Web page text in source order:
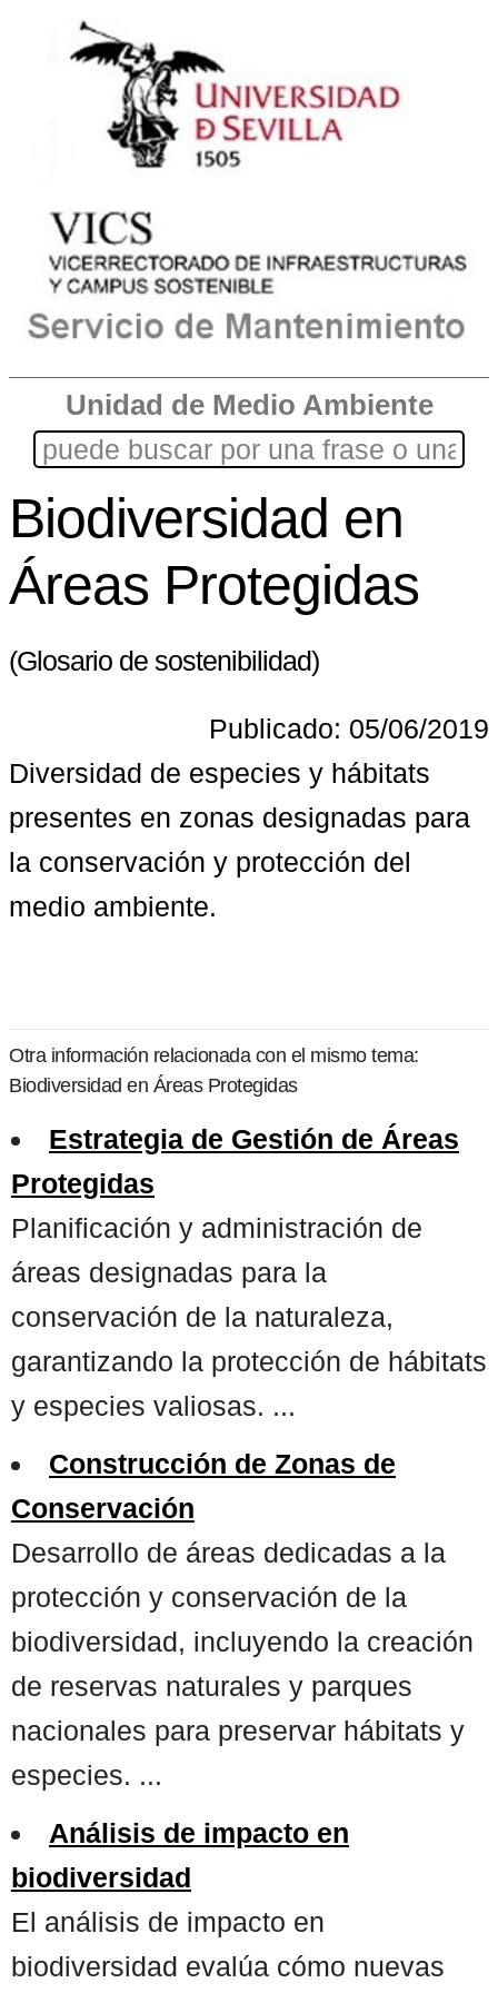
Unidad de Medio Ambiente
Biodiversidad en
Áreas Protegidas
(Glosario de sostenibilidad)
Publicado: 05/06/2019
Diversidad de especies y hábitats
presentes en zonas designadas para
la conservación y protección del
medio ambiente.
Otra información relacionada con el mismo tema:
Biodiversidad en Áreas Protegidas
Estrategia de Gestión de Áreas
Protegidas
Planificación y administración de
áreas designadas para la
conservación de la naturaleza,
garantizando la protección de hábitats
y especies valiosas. ...
Construcción de Zonas de
Conservación
Desarrollo de áreas dedicadas a la
protección y conservación de la
biodiversidad, incluyendo la creación
de reservas naturales y parques
nacionales para preservar hábitats y
especies. ...
Análisis de impacto en
biodiversidad
El análisis de impacto en
biodiversidad evalúa cómo nuevas